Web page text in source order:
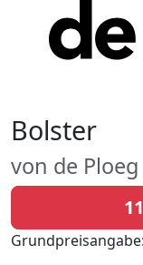
Bolster
von de Ploeg
Grundpreisangabe: